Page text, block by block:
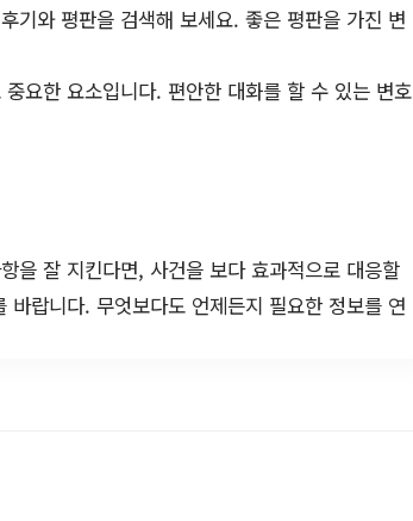
기와 평판을 검색해 보세요. 좋은 평판을 가진 변
요한 요소입니다. 편안한 대화를 할 수 있는 변호
을 잘 지킨다면, 사건을 보다 효과적으로 대응할
바랍니다. 무엇보다도 언제든지 필요한 정보를 연